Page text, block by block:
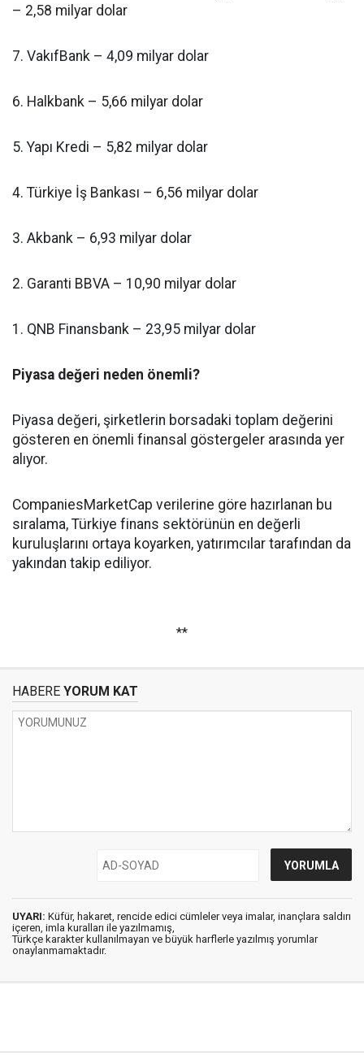
– 2,58 milyar dolar
7. VakıfBank – 4,09 milyar dolar
6. Halkbank – 5,66 milyar dolar
5. Yapı Kredi – 5,82 milyar dolar
4. Türkiye İş Bankası – 6,56 milyar dolar
3. Akbank – 6,93 milyar dolar
2. Garanti BBVA – 10,90 milyar dolar
1. QNB Finansbank – 23,95 milyar dolar
Piyasa değeri neden önemli?
Piyasa değeri, şirketlerin borsadaki toplam değerini
gösteren en önemli finansal göstergeler arasında yer
alıyor.
CompaniesMarketCap verilerine göre hazırlanan bu
sıralama, Türkiye finans sektörünün en değerli
kuruluşlarını ortaya koyarken, yatırımcılar tarafından da
yakından takip ediliyor.
**
HABERE YORUM KAT
UYARI: Küfür, hakaret, rencide edici cümleler veya imalar, inançlara saldırı
içeren, imla kuralları ile yazılmamış,
Türkçe karakter kullanılmayan ve büyük harflerle yazılmış yorumlar
onaylanmamaktadır.